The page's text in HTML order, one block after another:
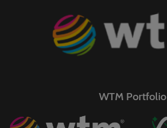
WTM Portfolio